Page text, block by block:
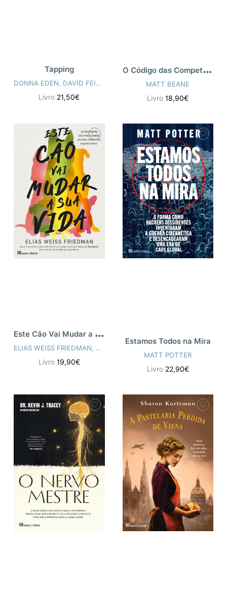
Tapping
DONNA EDEN, DAVID FEINSTEIN
Livro 21,50€
O
Código das Competências
MATT BEANE
Livro18,90€
E
ste Cão Vai Mudar a sua Vida
ELIAS WEISS FRIEDMAN, BEN GREENMAN
Livro 19,90€
Estamos Todos na Mira
MATT POTTER
Livro 22,90€